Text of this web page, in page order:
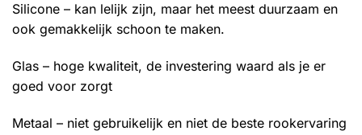
Silicone – kan lelijk zijn, maar het meest duurzaam en
ook gemakkelijk schoon te maken.
Glas – hoge kwaliteit, de investering waard als je er
goed voor zorgt
Metaal – niet gebruikelijk en niet de beste rookervaring